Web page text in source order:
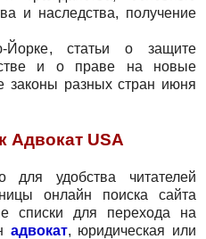
и наследства, получение
статьи о защите
и о праве на новые
законы разных стран июня
Адвокат USA
удобства читателей
онлайн поиска сайта
списки для перехода на
адвокат, юридическая или